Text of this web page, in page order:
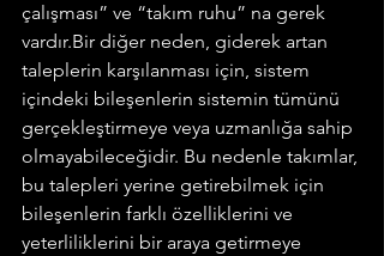
çalışması” ve “takım ruhu” na gerek
vardır.Bir diğer neden, giderek artan
taleplerin karşılanması için, sistem
içindeki bileşenlerin sistemin tümünü
gerçekleştirmeye veya uzmanlığa sahip
olmayabileceğidir. Bu nedenle takımlar,
bu talepleri yerine getirebilmek için
bileşenlerin farklı özelliklerini ve
yeterliliklerini bir araya getirmeye